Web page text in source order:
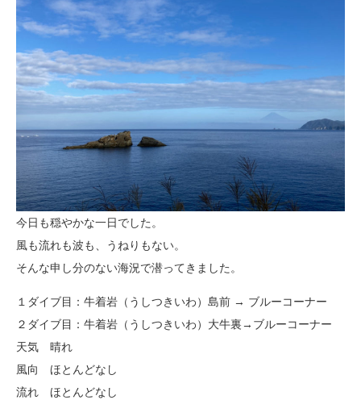
今日も穏やかな一日でした。
風も流れも波も、うねりもない。
そんな申し分のない海況で潜ってきました。
１ダイブ目：牛着岩（うしつきいわ）島前 → ブルーコーナー
２ダイブ目：牛着岩（うしつきいわ）大牛裏→ブルーコーナー
天気 晴れ
風向 ほとんどなし
流れ ほとんどなし